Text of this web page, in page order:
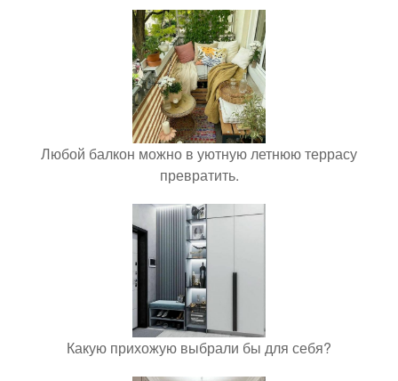
Любой балкон можно в уютную летнюю террасу
превратить.
Какую прихожую выбрали бы для себя?